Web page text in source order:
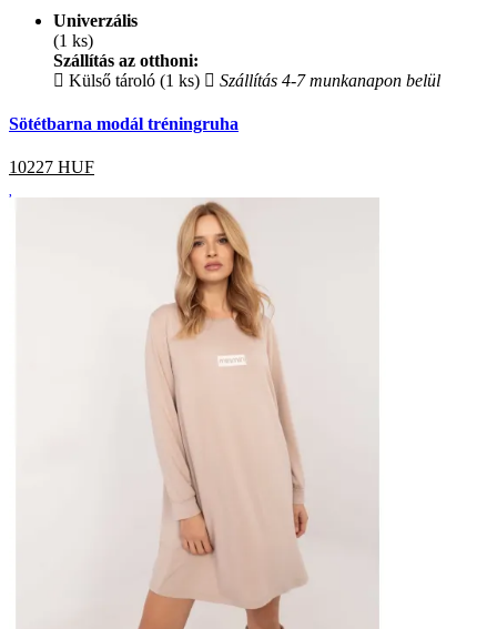
Univerzális
(1 ks)
Szállítás az otthoni:
Külső tároló (1 ks)
Szállítás 4-7 munkanapon belül
Sötétbarna modál tréningruha
10227 HUF